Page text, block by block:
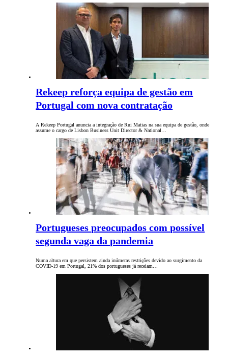
Rekeep reforça equipa de gestão em
Portugal com nova contratação
A Rekeep Portugal anuncia a integração de Rui Matias na sua equipa de gestão, onde
assume o cargo de Lisbon Business Unit Director & National…
Portugueses preocupados com possível
segunda vaga da pandemia
Numa altura em que persistem ainda inúmeras restrições devido ao surgimento da
COVID-19 em Portugal, 21% dos portugueses já receiam…